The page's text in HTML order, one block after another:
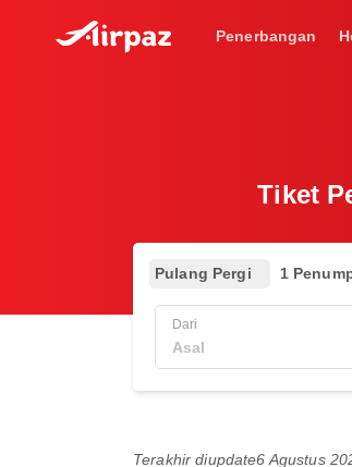
Penerbangan
Tiket
Pulang Pergi 1
Dari
Terakhir diupdate6 Agustus